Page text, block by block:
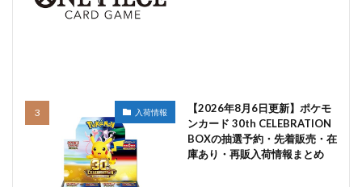
入荷情報
【2026年8月6日更新】ポケモ
ンカード 30th CELEBRATION
BOXの抽選予約・先着販売・在
庫あり・再販入荷情報まとめ